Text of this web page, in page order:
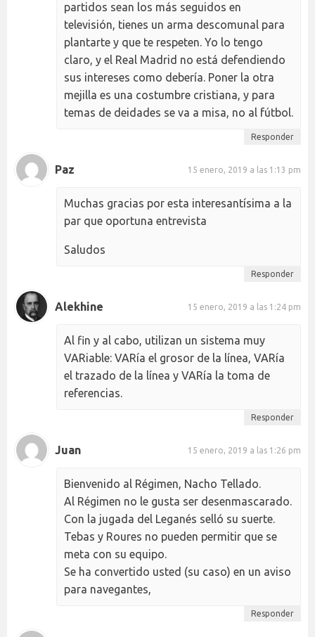
partidos sean los más seguidos en
televisión, tienes un arma descomunal para
plantarte y que te respeten. Yo lo tengo
claro, y el Real Madrid no está defendiendo
sus intereses como debería. Poner la otra
mejilla es una costumbre cristiana, y para
temas de deidades se va a misa, no al fútbol.
Responder
Paz 15 enero, 2019 a las 1:13 pm
Muchas gracias por esta interesantísima a la
par que oportuna entrevista
Saludos
Responder
Alekhine 15 enero, 2019 a las 1:24 pm
Al fin y al cabo, utilizan un sistema muy
VARiable: VARía el grosor de la línea, VARía
el trazado de la línea y VARía la toma de
referencias.
Responder
Juan 15 enero, 2019 a las 1:26 pm
Bienvenido al Régimen, Nacho Tellado.
Al Régimen no le gusta ser desenmascarado.
Con la jugada del Leganés selló su suerte.
Tebas y Roures no pueden permitir que se
meta con su equipo.
Se ha convertido usted (su caso) en un aviso
para navegantes,
Responder